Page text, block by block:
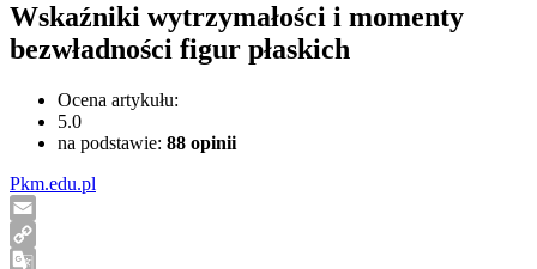
Wskaźniki wytrzymałości i momenty
bezwładności figur płaskich
Ocena artykułu:
5.0
na podstawie: 88 opinii
Pkm.edu.pl
Email
Copy